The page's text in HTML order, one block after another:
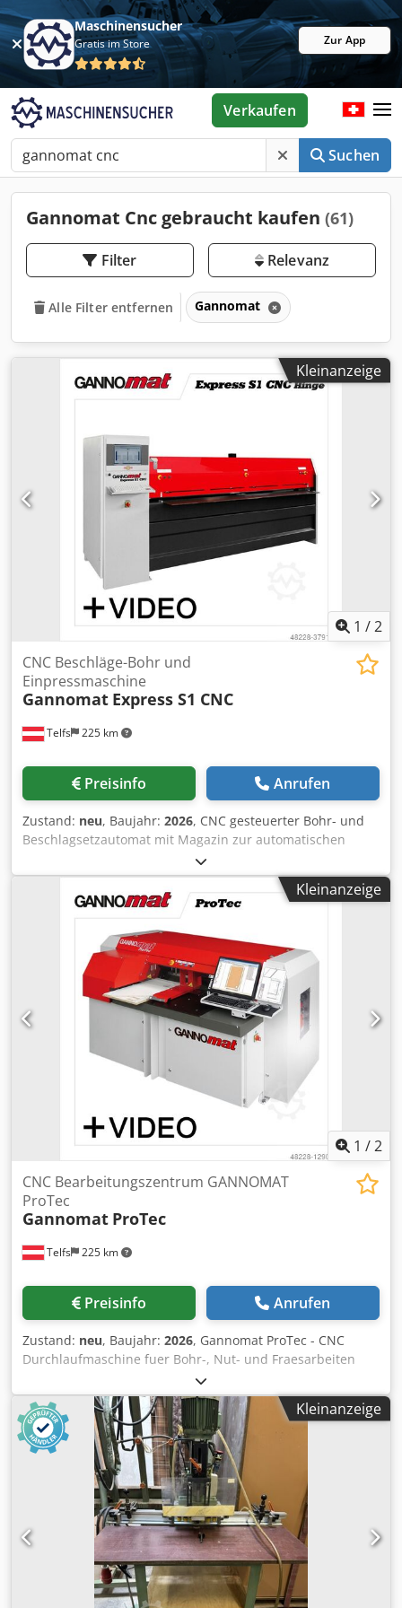
Maschinensucher
Gratis im Store Zur App
Suchen
Verkaufen
Gannomat Cnc gebraucht kaufen (61)
Filter Relevanz
Alle Filter entfernen Gannomat
Kleinanzeige
1 /2
Telfs 225 km
CNC Beschläge-Bohr und
Einpressmaschine
Gannomat Express S1 CNC
Preisinfo Anrufen
Zustand: neu, Baujahr: 2026, CNC gesteuerter Bohr- und
Beschlagsetzautomat mit Magazin zur automatischen
Verarbeitung von Topfbänder und Montageplatten.
Robustheit, Langlebigkeit und einfache Bedienung
zeichnen unsere automatischen CNC gesteuerten Bohr-
und Montageautomaten aus. Kurzvorstellung: • CNC
gesteuerte Topfbandbohr- und Einpressautomat für hohe
Kapazität Crsdpfx Aisdx A U Hozsf • Flexibiliät durch die
CNC-Steuerung • Massive und robuste Bohraggregate von
GANNOMAT • Einpressmatrize aus Stahl für eine lange
Lebensdauer • Massivholzbohren mit standardmäßigem
1,5 kW Motor • Sicherheitssteuerung mit Metalldetektor
Kleinanzeige
1 /2
Telfs 225 km
CNC Bearbeitungszentrum GANNOMAT
ProTec
Gannomat ProTec
Preisinfo Anrufen
Zustand: neu, Baujahr: 2026, Gannomat ProTec - CNC
Durchlaufmaschine fuer Bohr-, Nut- und Fraesarbeiten
Kurzvorstellung: • Kleiner Platzbedarf, unter 3,3 m2 •
Große (1000 x 5600 x 60 mm) und kleine (60 x 250 x 6 mm)
Werkstückabmessungen • Werkstückschonende
Bearbeitung durch Luftdüsen • Präzision über Doppel-
Laser-Vermessung und Werkstückbegradigung • Schnelle
Bearbeitung durch 21/23 Bohrspindeln • 21/23
Bohrspindeln für keine Rüstzeiten • Stabiles Nutaggregat
bis 8,3 mm Sägeblattbreite • Starkes Fräsaggregat 5,5 kW
(S1), Option • Automatischer Werkzeugwechsler für
Fräsaggregat, Option CNC gesteuertes BOHREN, NUTEN,
FRAeSEN auf unter 3,3m2 mit hoher
Verarbeitungspraezision und Ruestzeit Null, dies steht
fuer die GANNOMAT ProTec. TECHNIK: Das massive
Kleinanzeige